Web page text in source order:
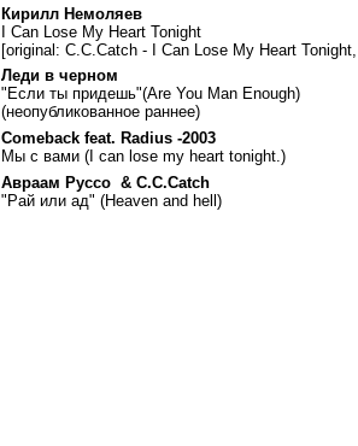
Кирилл Немоляев
I Can Lose My Heart Tonight
[original: C.C.Catch - I Can Lose My Heart
Леди в черном
"Если ты придешь"(Are You Man Enough)
(неопубликованное раннее)
Comeback feat. Radius -2003
Мы с вами (I can lose my heart tonight.)
Авраам Руссо & C.C.Catch
"Рай или ад" (Heaven and hell)